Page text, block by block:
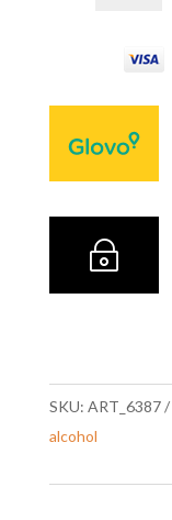
BOTELLA
~
SKU: ART_6387
alcohol